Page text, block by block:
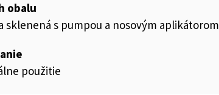
obalu
sklenená s pumpou a nosovým aplikátorom
použitie